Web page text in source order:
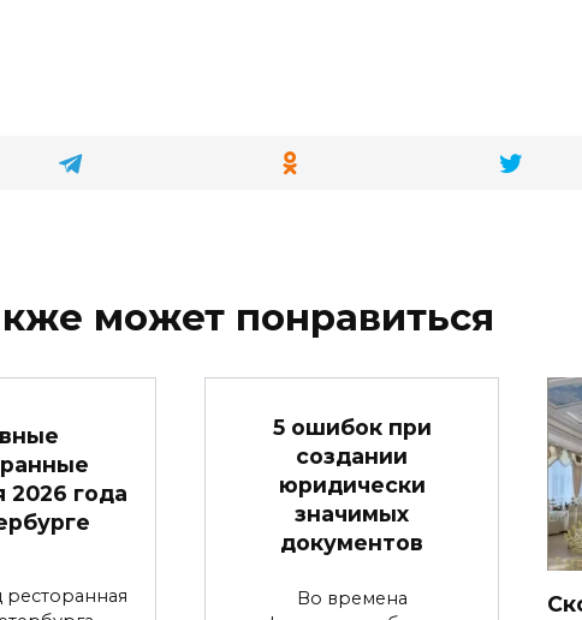
может понравиться
2026 года
5 ошибок при
создании
юридически
значимых
документов
Во времена